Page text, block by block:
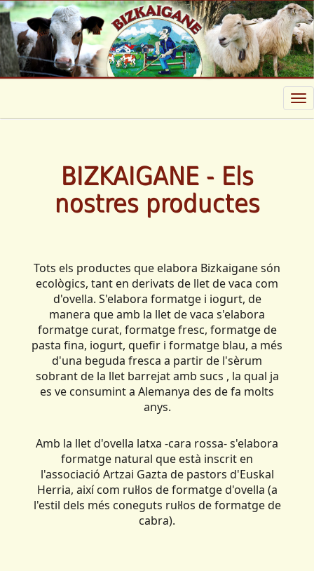
BIZKAIGANE - Els
nostres productes
Tots els productes que elabora Bizkaigane són
ecològics, tant en derivats de llet de vaca com
d'ovella. S'elabora formatge i iogurt, de
manera que amb la llet de vaca s'elabora
formatge curat, formatge fresc, formatge de
pasta fina, iogurt, quefir i formatge blau, a més
d'una beguda fresca a partir de l'sèrum
sobrant de la llet barrejat amb sucs , la qual ja
es ve consumint a Alemanya des de fa molts
anys.
Amb la llet d'ovella latxa -cara rossa- s'elabora
formatge natural que està inscrit en
l'associació Artzai Gazta de pastors d'Euskal
Herria, així com rul·los de formatge d'ovella (a
l'estil dels més coneguts rul·los de formatge de
cabra).